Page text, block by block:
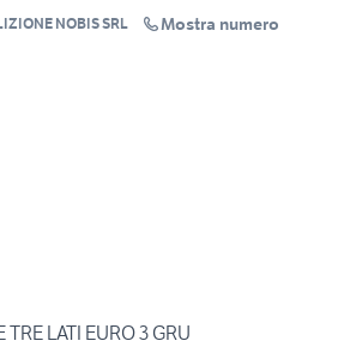
NOBIS SRL Mostra numero
TRE LATI EURO 3 GRU